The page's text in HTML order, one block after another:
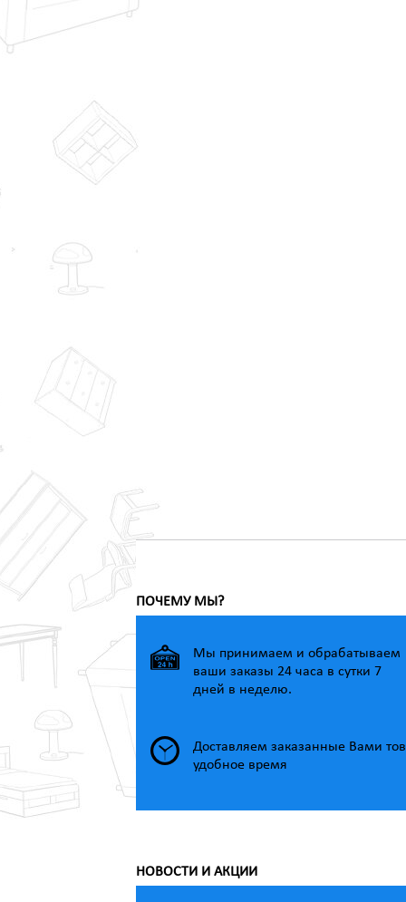
ПОЧЕМУ МЫ?
Мы принимаем и обрабатываем
ваши заказы 24 часа в сутки 7
дней в неделю.
Доставляем заказанные Вами
удобное время
НОВОСТИ И АКЦИИ